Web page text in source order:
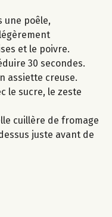
une poêle,
et le poivre.
30 secondes.
assiette creuse.
le sucre, le zeste
cuillère de fromage
juste avant de